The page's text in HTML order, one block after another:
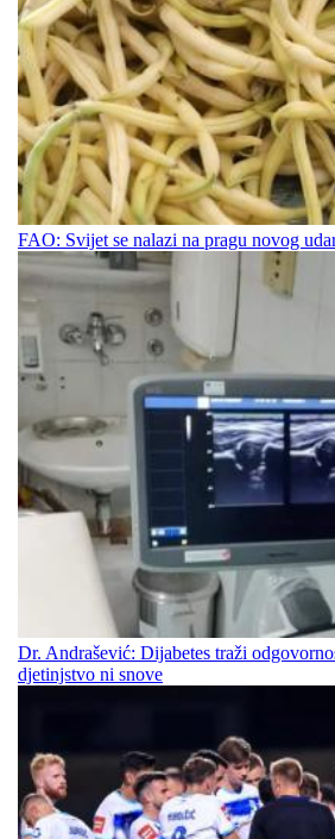
FAO: Svijet se nalazi na pragu novog
Dr. Andrašević: Dijabetes traži
djetinjstvo ni snove